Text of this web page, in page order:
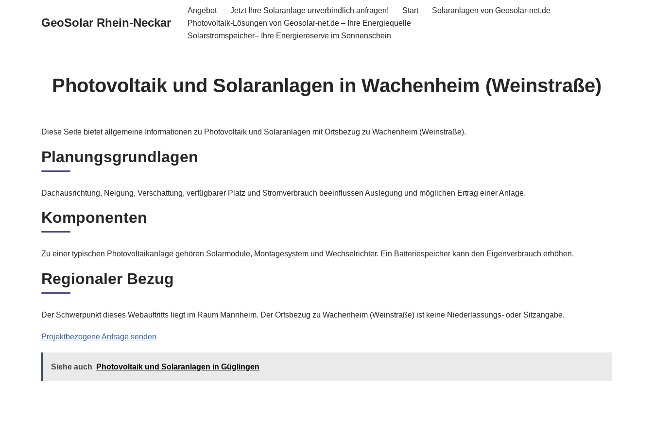
GeoSolar Rhein-Neckar
Angebot Jetzt Ihre Solaranlage unverbindlich anfragen! Start
Solaranlagen von Geosolar-net.de
Photovoltaik-Lösungen von Geosolar-net.de – Ihre Energiequelle
Solarstromspeicher– Ihre Energiereserve im Sonnenschein
Photovoltaik und Solaranlagen in Wachenheim (Weinstraße)
Diese Seite bietet allgemeine Informationen zu Photovoltaik und Solaranlagen mit Ortsbezug zu Wachenheim (Weinstraße).
Planungsgrundlagen
Dachausrichtung, Neigung, Verschattung, verfügbarer Platz und Stromverbrauch beeinflussen Auslegung und möglichen Ertrag einer Anlage.
Komponenten
Zu einer typischen Photovoltaikanlage gehören Solarmodule, Montagesystem und Wechselrichter. Ein Batteriespeicher kann den Eigenverbrauch erhöhen.
Regionaler Bezug
Der Schwerpunkt dieses Webauftritts liegt im Raum Mannheim. Der Ortsbezug zu Wachenheim (Weinstraße) ist keine Niederlassungs- oder Sitzangabe.
Projektbezogene Anfrage senden
Siehe auch Photovoltaik und Solaranlagen in Güglingen